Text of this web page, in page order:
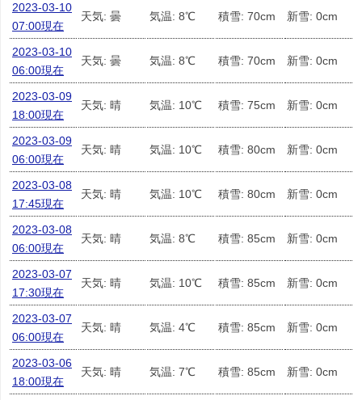
2023-03-10
07:00現在
天気: 曇 気温: 8℃ 積雪: 70cm 新雪: 0cm
2023-03-10
06:00現在
天気: 曇 気温: 8℃ 積雪: 70cm 新雪: 0cm
2023-03-09
18:00現在
天気: 晴 気温: 10℃ 積雪: 75cm 新雪: 0cm
2023-03-09
06:00現在
天気: 晴 気温: 10℃ 積雪: 80cm 新雪: 0cm
2023-03-08
17:45現在
天気: 晴 気温: 10℃ 積雪: 80cm 新雪: 0cm
2023-03-08
06:00現在
天気: 晴 気温: 8℃ 積雪: 85cm 新雪: 0cm
2023-03-07
17:30現在
天気: 晴 気温: 10℃ 積雪: 85cm 新雪: 0cm
2023-03-07
06:00現在
天気: 晴 気温: 4℃ 積雪: 85cm 新雪: 0cm
2023-03-06
18:00現在
天気: 晴 気温: 7℃ 積雪: 85cm 新雪: 0cm